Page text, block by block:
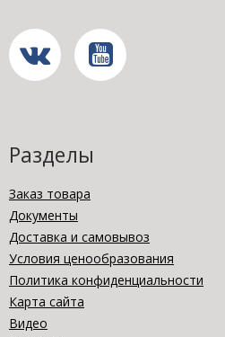
Разделы
Заказ товара
Документы
Доставка и самовывоз
Условия ценообразования
Политика конфиденциальности
Карта сайта
Видео